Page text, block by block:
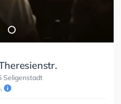
Seligenstadt